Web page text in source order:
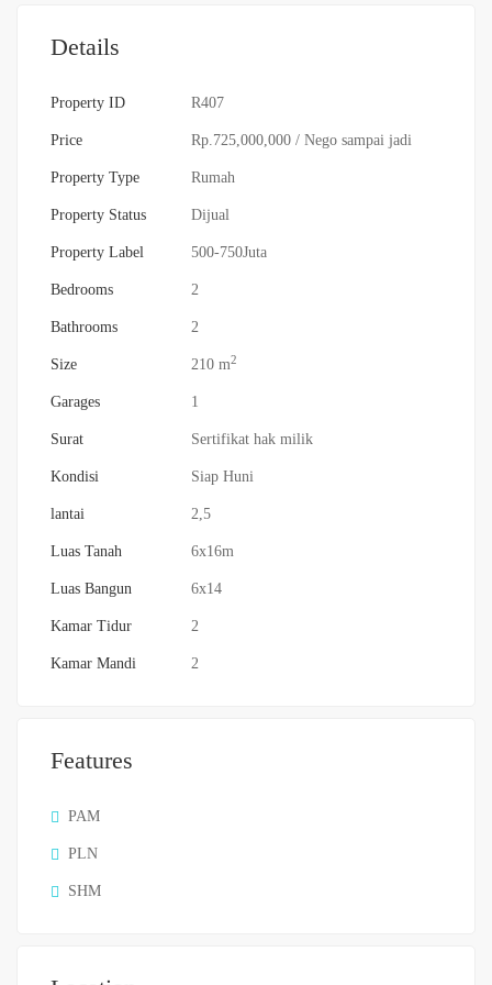
Details
Property ID R407
Price Rp.725,000,000 / Nego sampai jadi
Property Type Rumah
Property Status Dijual
Property Label 500-750Juta
Bedrooms 2
Bathrooms 2
Size 210 m2
Garages 1
Surat Sertifikat hak milik
Kondisi Siap Huni
lantai 2,5
Luas Tanah 6x16m
Luas Bangun 6x14
Kamar Tidur 2
Kamar Mandi 2
Features
PAM
PLN
SHM